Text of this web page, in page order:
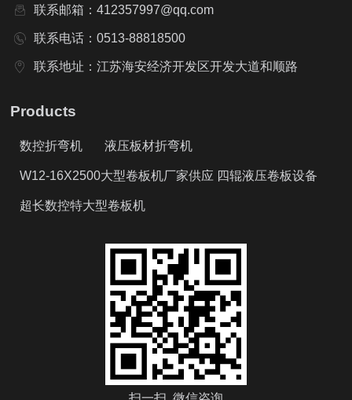
联系邮箱：412357997@qq.com
联系电话：0513-88818500
联系地址：江苏海安经济开发区开发大道和顺路
Products
数控折弯机 液压板材折弯机
W12-16X2500大型卷板机厂家供应 四辊液压卷板设备
超长数控特大型卷板机